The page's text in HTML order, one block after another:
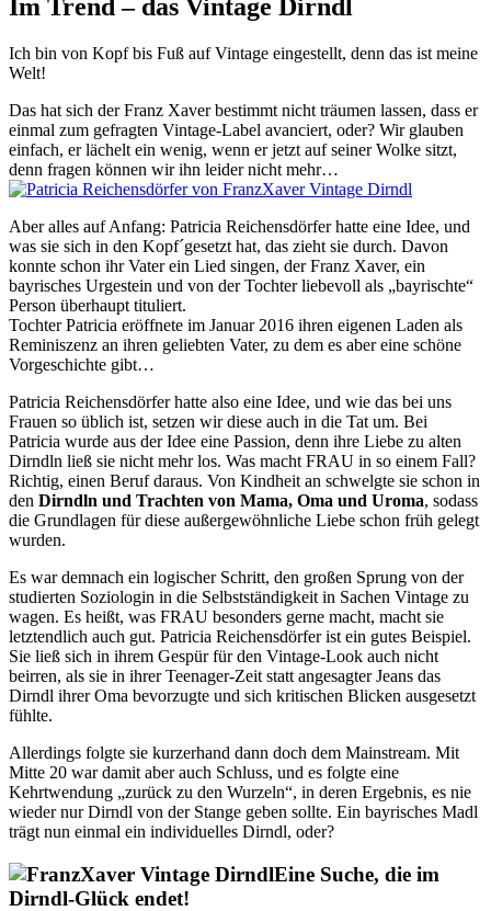
Im Trend – das Vintage Dirndl
Ich bin von Kopf bis Fuß auf Vintage eingestellt, denn das ist meine
Welt!
Das hat sich der Franz Xaver bestimmt nicht träumen lassen, dass er
einmal zum gefragten Vintage-Label avanciert, oder? Wir glauben
einfach, er lächelt ein wenig, wenn er jetzt auf seiner Wolke sitzt,
denn fragen können wir ihn leider nicht mehr…
Aber alles auf Anfang: Patricia Reichensdörfer hatte eine Idee, und
was sie sich in den Kopf´gesetzt hat, das zieht sie durch. Davon
konnte schon ihr Vater ein Lied singen, der Franz Xaver, ein
bayrisches Urgestein und von der Tochter liebevoll als „bayrischte“
Person überhaupt tituliert.
Tochter Patricia eröffnete im Januar 2016 ihren eigenen Laden als
Reminiszenz an ihren geliebten Vater, zu dem es aber eine schöne
Vorgeschichte gibt…
Patricia Reichensdörfer hatte also eine Idee, und wie das bei uns
Frauen so üblich ist, setzen wir diese auch in die Tat um. Bei
Patricia wurde aus der Idee eine Passion, denn ihre Liebe zu alten
Dirndln ließ sie nicht mehr los. Was macht FRAU in so einem Fall?
Richtig, einen Beruf daraus. Von Kindheit an schwelgte sie schon in
den Dirndln und Trachten von Mama, Oma und Uroma, sodass
die Grundlagen für diese außergewöhnliche Liebe schon früh gelegt
wurden.
Es war demnach ein logischer Schritt, den großen Sprung von der
studierten Soziologin in die Selbstständigkeit in Sachen Vintage zu
wagen. Es heißt, was FRAU besonders gerne macht, macht sie
letztendlich auch gut. Patricia Reichensdörfer ist ein gutes Beispiel.
Sie ließ sich in ihrem Gespür für den Vintage-Look auch nicht
beirren, als sie in ihrer Teenager-Zeit statt angesagter Jeans das
Dirndl ihrer Oma bevorzugte und sich kritischen Blicken ausgesetzt
fühlte.
Allerdings folgte sie kurzerhand dann doch dem Mainstream. Mit
Mitte 20 war damit aber auch Schluss, und es folgte eine
Kehrtwendung „zurück zu den Wurzeln“, in deren Ergebnis, es nie
wieder nur Dirndl von der Stange geben sollte. Ein bayrisches Madl
trägt nun einmal ein individuelles Dirndl, oder?
Eine Suche, die im
Dirndl-Glück endet!